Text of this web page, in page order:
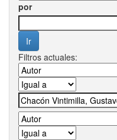
por
Filtros actuales: